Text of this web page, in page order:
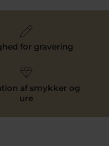
for gravering
af smykker og
ure